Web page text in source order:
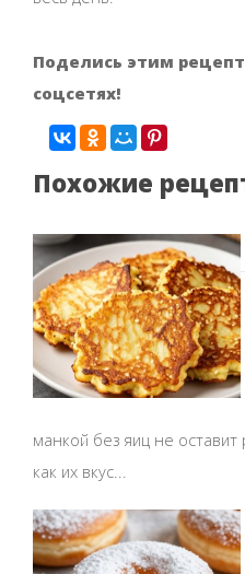
Поделись этим
соцсетях!
Похожие
манкой без яиц не
как их вкус...